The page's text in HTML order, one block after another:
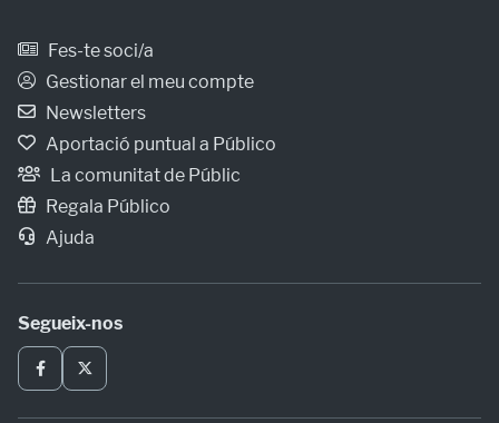
Fes-te soci/a
Gestionar el meu compte
Newsletters
Aportació puntual a Público
La comunitat de Públic
Regala Público
Ajuda
Segueix-nos